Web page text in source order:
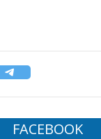
FACEBOOK